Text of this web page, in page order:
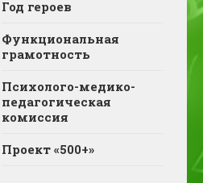
Год героев
Функциональная
грамотность
Психолого-медико-
педагогическая
комиссия
Проект «500+»